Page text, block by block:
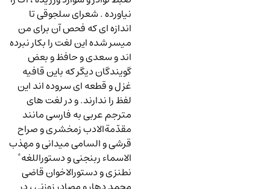
نیاورده . شعرای سلجوقی تا
اندازه ای که فحص آن برای من
میسر شده این لغت را بکار نبرده
اند و سعدی و حافظ و بعض
گویندگان دیگر که باین قافیه
غزل و قطعه ای سروده اند این
لفظ را ندارند. و در لغت های
مترجم عربی به فارسی مانند
مقدّمةالادب زمخشری و صراح
قرشی و السامی میدانی و مهذب
الاسماء ربنجنی و دستوراللغه ٔ
نطنزی و دستورالاخوان قاضی